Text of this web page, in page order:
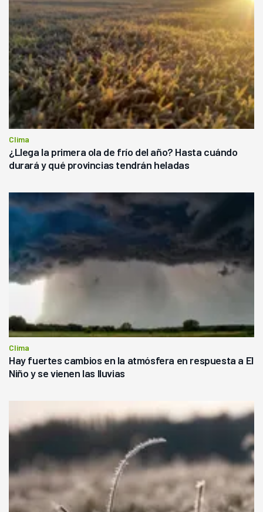
Clima
¿Llega la primera ola de frío del año? Hasta cuándo
durará y qué provincias tendrán heladas
Clima
Hay fuertes cambios en la atmósfera en respuesta a El
Niño y se vienen las lluvias